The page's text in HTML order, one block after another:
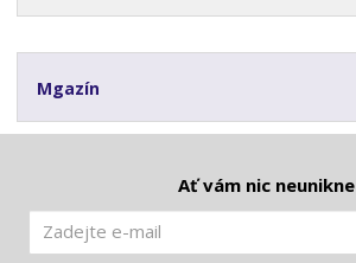
Mgazín
Ať vám nic neunikne